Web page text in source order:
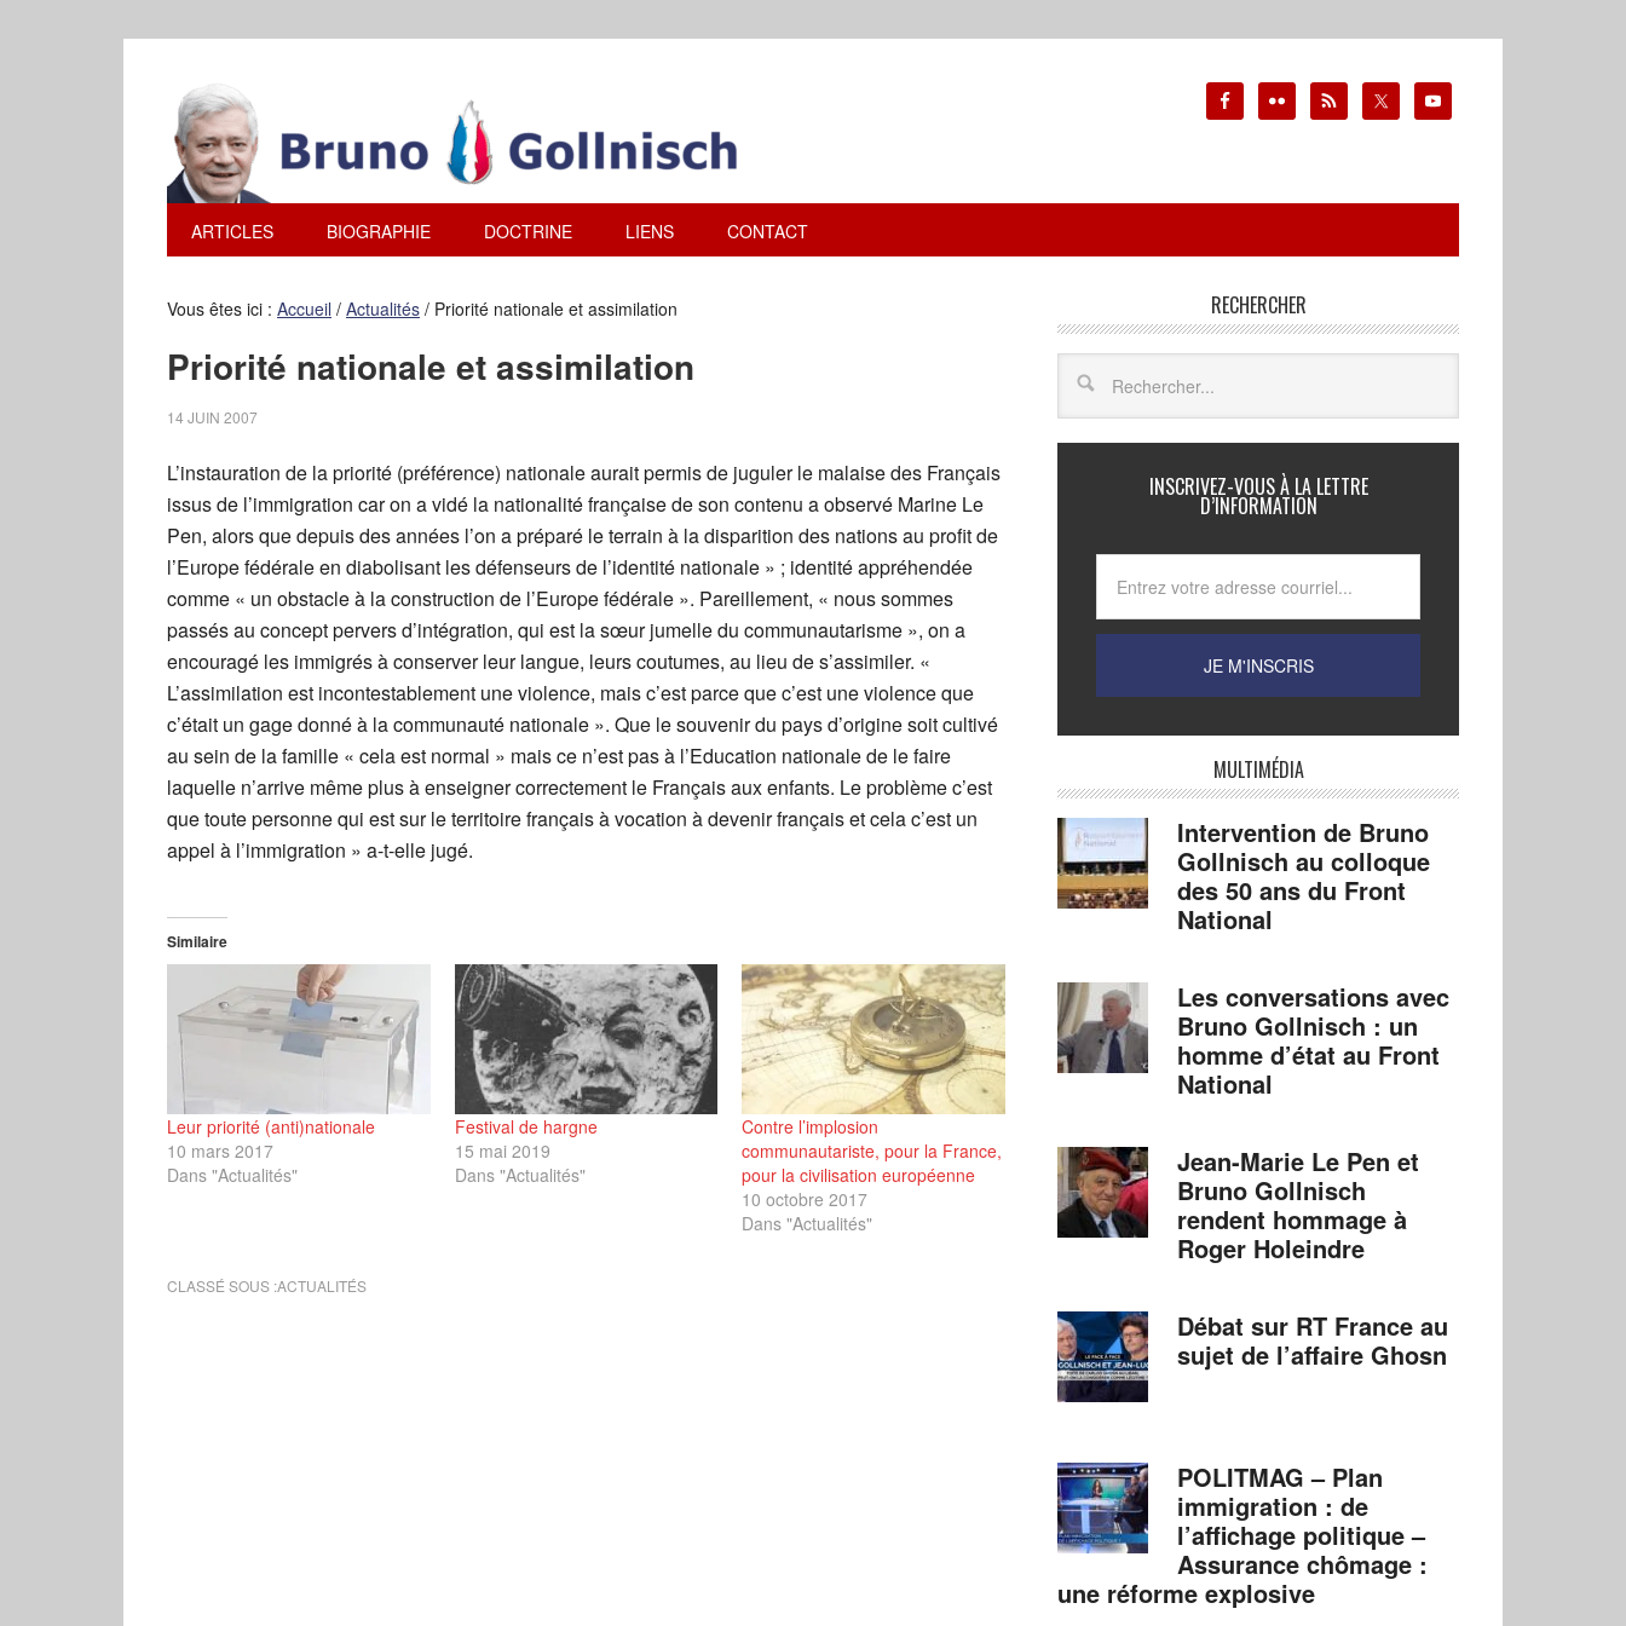
ARTICLES BIOGRAPHIE DOCTRINE LIENS CONTACT
Vous êtes ici : Accueil / Actualités / Priorité nationale et assimilation
Priorité nationale et assimilation
14 JUIN 2007
L’instauration de la priorité (préférence) nationale aurait permis de juguler le malaise des Français
issus de l’immigration car on a vidé la nationalité française de son contenu a observé Marine Le
Pen, alors que depuis des années l’on a préparé le terrain à la disparition des nations au profit de
l’Europe fédérale en diabolisant les défenseurs de l’identité nationale » ; identité appréhendée
comme « un obstacle à la construction de l’Europe fédérale ». Pareillement, « nous sommes
passés au concept pervers d’intégration, qui est la sœur jumelle du communautarisme », on a
encouragé les immigrés à conserver leur langue, leurs coutumes, au lieu de s’assimiler. «
L’assimilation est incontestablement une violence, mais c’est parce que c’est une violence que
c’était un gage donné à la communauté nationale ». Que le souvenir du pays d’origine soit cultivé
au sein de la famille « cela est normal » mais ce n’est pas à l’Education nationale de le faire
laquelle n’arrive même plus à enseigner correctement le Français aux enfants. Le problème c’est
que toute personne qui est sur le territoire français à vocation à devenir français et cela c’est un
appel à l’immigration » a-t-elle jugé.
Similaire
Leur priorité (anti)nationale
10 mars 2017
Dans "Actualités"
Festival de hargne
15 mai 2019
Dans "Actualités"
Contre l’implosion
communautariste, pour la France,
pour la civilisation européenne
10 octobre 2017
Dans "Actualités"
CLASSÉ SOUS :ACTUALITÉS
RECHERCHER
INSCRIVEZ-VOUS À LA LETTRE
D’INFORMATION
MULTIMÉDIA
Intervention de Bruno
Gollnisch au colloque
des 50 ans du Front
National
Les conversations avec
Bruno Gollnisch : un
homme d’état au Front
National
Jean-Marie Le Pen et
Bruno Gollnisch
rendent hommage à
Roger Holeindre
Débat sur RT France au
sujet de l’affaire Ghosn
POLITMAG – Plan
immigration : de
l’affichage politique –
Assurance chômage :
une réforme explosive